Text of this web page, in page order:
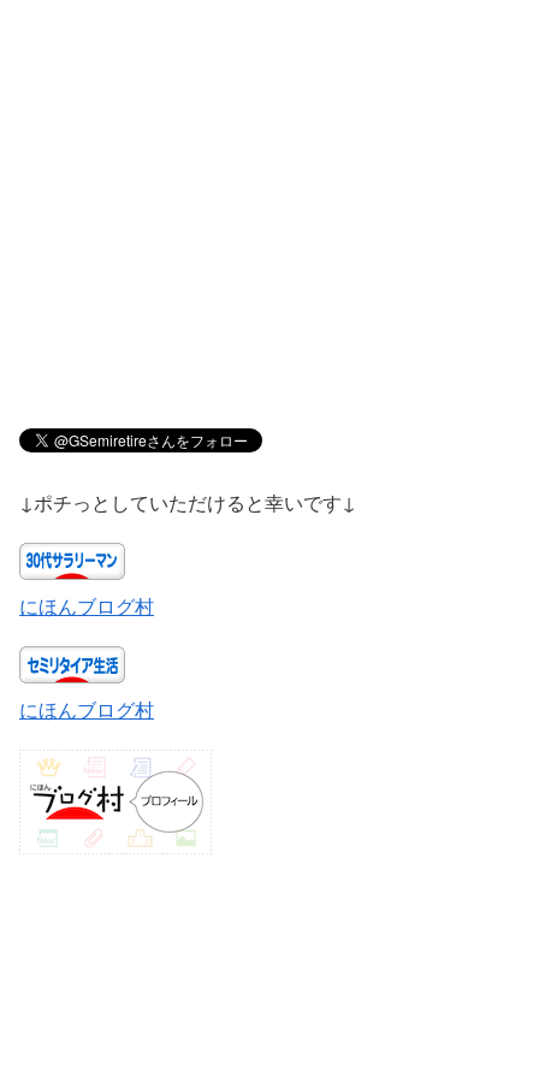
↓ポチっとしていただけると幸いです↓
にほんブログ村
にほんブログ村